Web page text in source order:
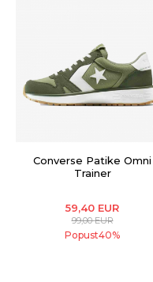
Converse Patike Omni
Trainer
59,40 EUR
99,00EUR
Popust40%